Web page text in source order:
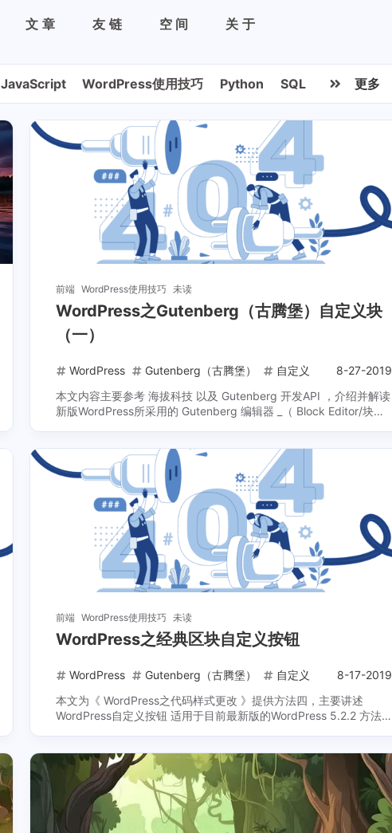
文章 友链 空间 关于
JavaScript WordPress使用技巧 Python SQL 更多
前端 WordPress使用技巧 未读
WordPress之Gutenberg（古腾堡）自定义块
（一）
8-27-2019
WordPress Gutenberg（古腾堡）
自定义
本文内容主要参考 海拔科技 以及 Gutenberg 开发API ，介绍并解读
新版WordPress所采用的 Gutenberg 编辑器 _（ Block Editor/块编
前端 WordPress使用技巧 未读
WordPress之经典区块自定义按钮
8-17-2019
WordPress Gutenberg（古腾堡）
自定义
本文为《 WordPress之代码样式更改 》提供方法四，主要讲述
WordPress自定义按钮 适用于目前最新版的WordPress 5.2.2 方法